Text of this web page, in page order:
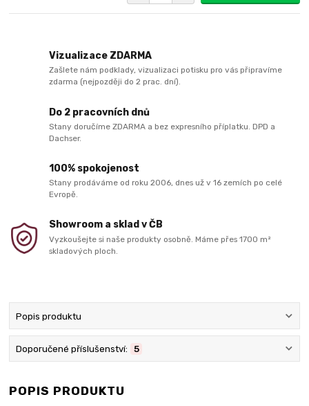
Vizualizace ZDARMA
Zašlete nám podklady, vizualizaci potisku pro vás připravíme
zdarma (nejpozději do 2 prac. dní).
Do 2 pracovních dnů
Stany doručíme ZDARMA a bez expresního příplatku. DPD a
Dachser.
100% spokojenost
Stany prodáváme od roku 2006, dnes už v 16 zemích po celé
Evropě.
Showroom a sklad v ČB
Vyzkoušejte si naše produkty osobně. Máme přes 1700 m²
skladových ploch.
Popis produktu
Doporučené příslušenství: 5
POPIS PRODUKTU